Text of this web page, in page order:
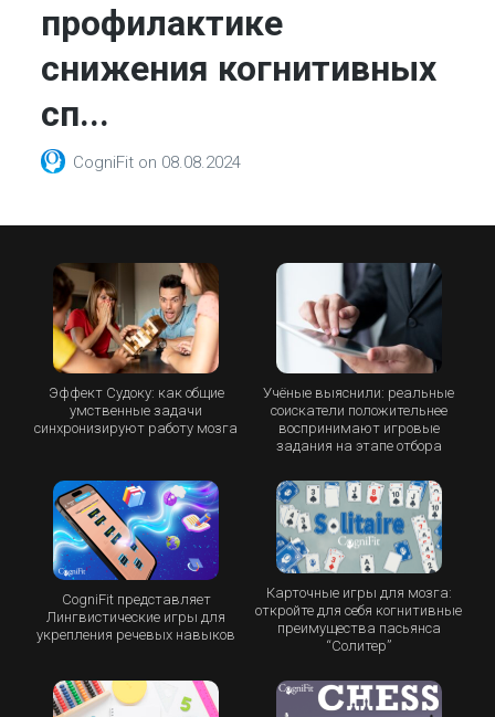
профилактике
снижения когнитивных
сп...
CogniFit on 08.08.2024
Эффект Судоку: как общие
умственные задачи
синхронизируют работу мозга
Учёные выяснили: реальные
соискатели положительнее
воспринимают игровые
задания на этапе отбора
CogniFit представляет
Лингвистические игры для
укрепления речевых навыков
Карточные игры для мозга:
откройте для себя когнитивные
преимущества пасьянса
“Cолитер”